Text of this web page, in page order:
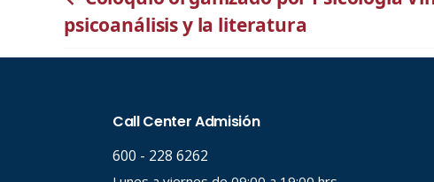
psicoanálisis y la literatura